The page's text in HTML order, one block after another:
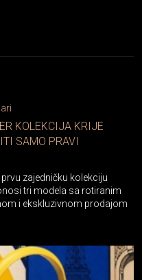
KOLEKCIJA KRIJE
SAMO PRAVI
zajedničku kolekciju
tri modela sa rotiranim
i ekskluzivnom prodajom